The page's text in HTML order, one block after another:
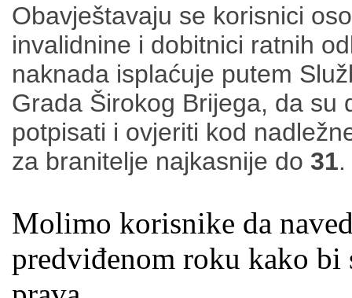
Obavještavaju se korisnici
invalidnine i dobitnici ratnih
naknada isplaćuje putem
Grada Širokog Brijega, da su
potpisati i ovjeriti kod
za branitelje najkasnije do 31.
Molimo korisnike da
predviđenom roku kako bi